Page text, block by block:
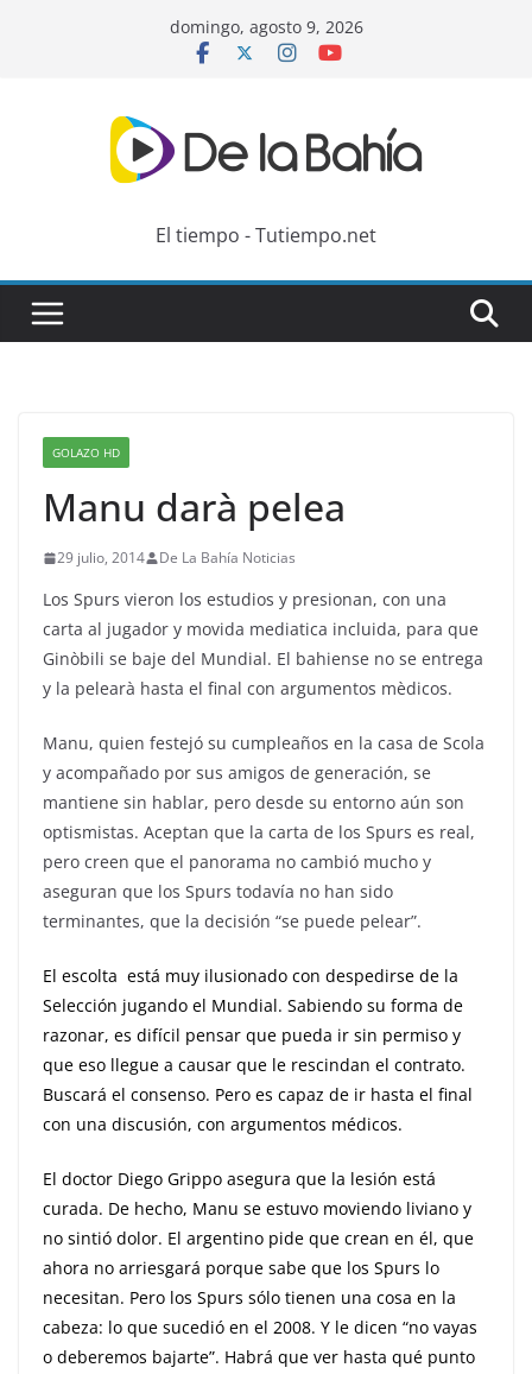
domingo, agosto 9, 2026
El tiempo - Tutiempo.net
GOLAZO HD
Manu darà pelea
29 julio, 2014 De La Bahía Noticias
Los Spurs vieron los estudios y presionan, con una
carta al jugador y movida mediatica incluida, para que
Ginòbili se baje del Mundial. El bahiense no se entrega
y la pelearà hasta el final con argumentos mèdicos.
Manu, quien festejó su cumpleaños en la casa de Scola
y acompañado por sus amigos de generación, se
mantiene sin hablar, pero desde su entorno aún son
optismistas. Aceptan que la carta de los Spurs es real,
pero creen que el panorama no cambió mucho y
aseguran que los Spurs todavía no han sido
terminantes, que la decisión “se puede pelear”.
El escolta está muy ilusionado con despedirse de la
Selección jugando el Mundial. Sabiendo su forma de
razonar, es difícil pensar que pueda ir sin permiso y
que eso llegue a causar que le rescindan el contrato.
Buscará el consenso. Pero es capaz de ir hasta el final
con una discusión, con argumentos médicos.
El doctor Diego Grippo asegura que la lesión está
curada. De hecho, Manu se estuvo moviendo liviano y
no sintió dolor. El argentino pide que crean en él, que
ahora no arriesgará porque sabe que los Spurs lo
necesitan. Pero los Spurs sólo tienen una cosa en la
cabeza: lo que sucedió en el 2008. Y le dicen “no vayas
o deberemos bajarte”. Habrá que ver hasta qué punto